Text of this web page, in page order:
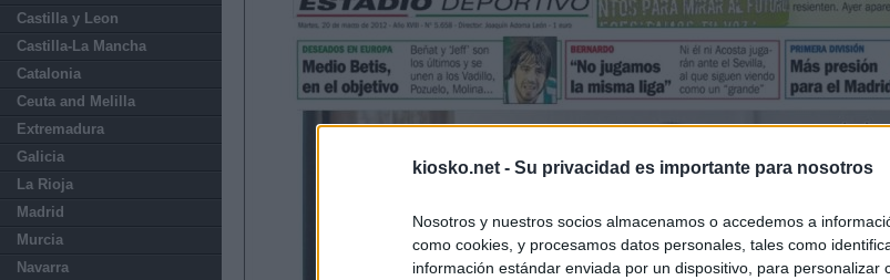
kiosko.net - Su privacidad es importante para nosotros
Nosotros y nuestros socios almacenamos o accedemos a
como cookies, y procesamos datos personales, tales como
información estándar enviada por un dispositivo, para personalizar
Castilla y Leon
Castilla-La Mancha
Catalonia
Ceuta and Melilla
Extremadura
Galicia
La Rioja
Madrid
Murcia
Navarra